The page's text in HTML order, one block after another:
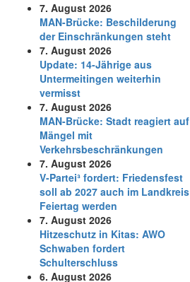
7. August 2026
MAN-Brücke: Beschilderung
der Einschränkungen steht
7. August 2026
Update: 14-Jährige aus
Untermeitingen weiterhin
vermisst
7. August 2026
MAN-Brücke: Stadt reagiert auf
Mängel mit
Verkehrsbeschränkungen
7. August 2026
V-Partei­³ fordert: Friedens­fest
soll ab 2027 auch im Land­kreis
Feier­tag werden
7. August 2026
Hitzeschutz in Kitas: AWO
Schwaben fordert
Schulterschluss
6. August 2026